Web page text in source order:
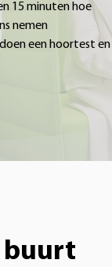
15 minuten hoe
nemen
een hoortest en
buurt